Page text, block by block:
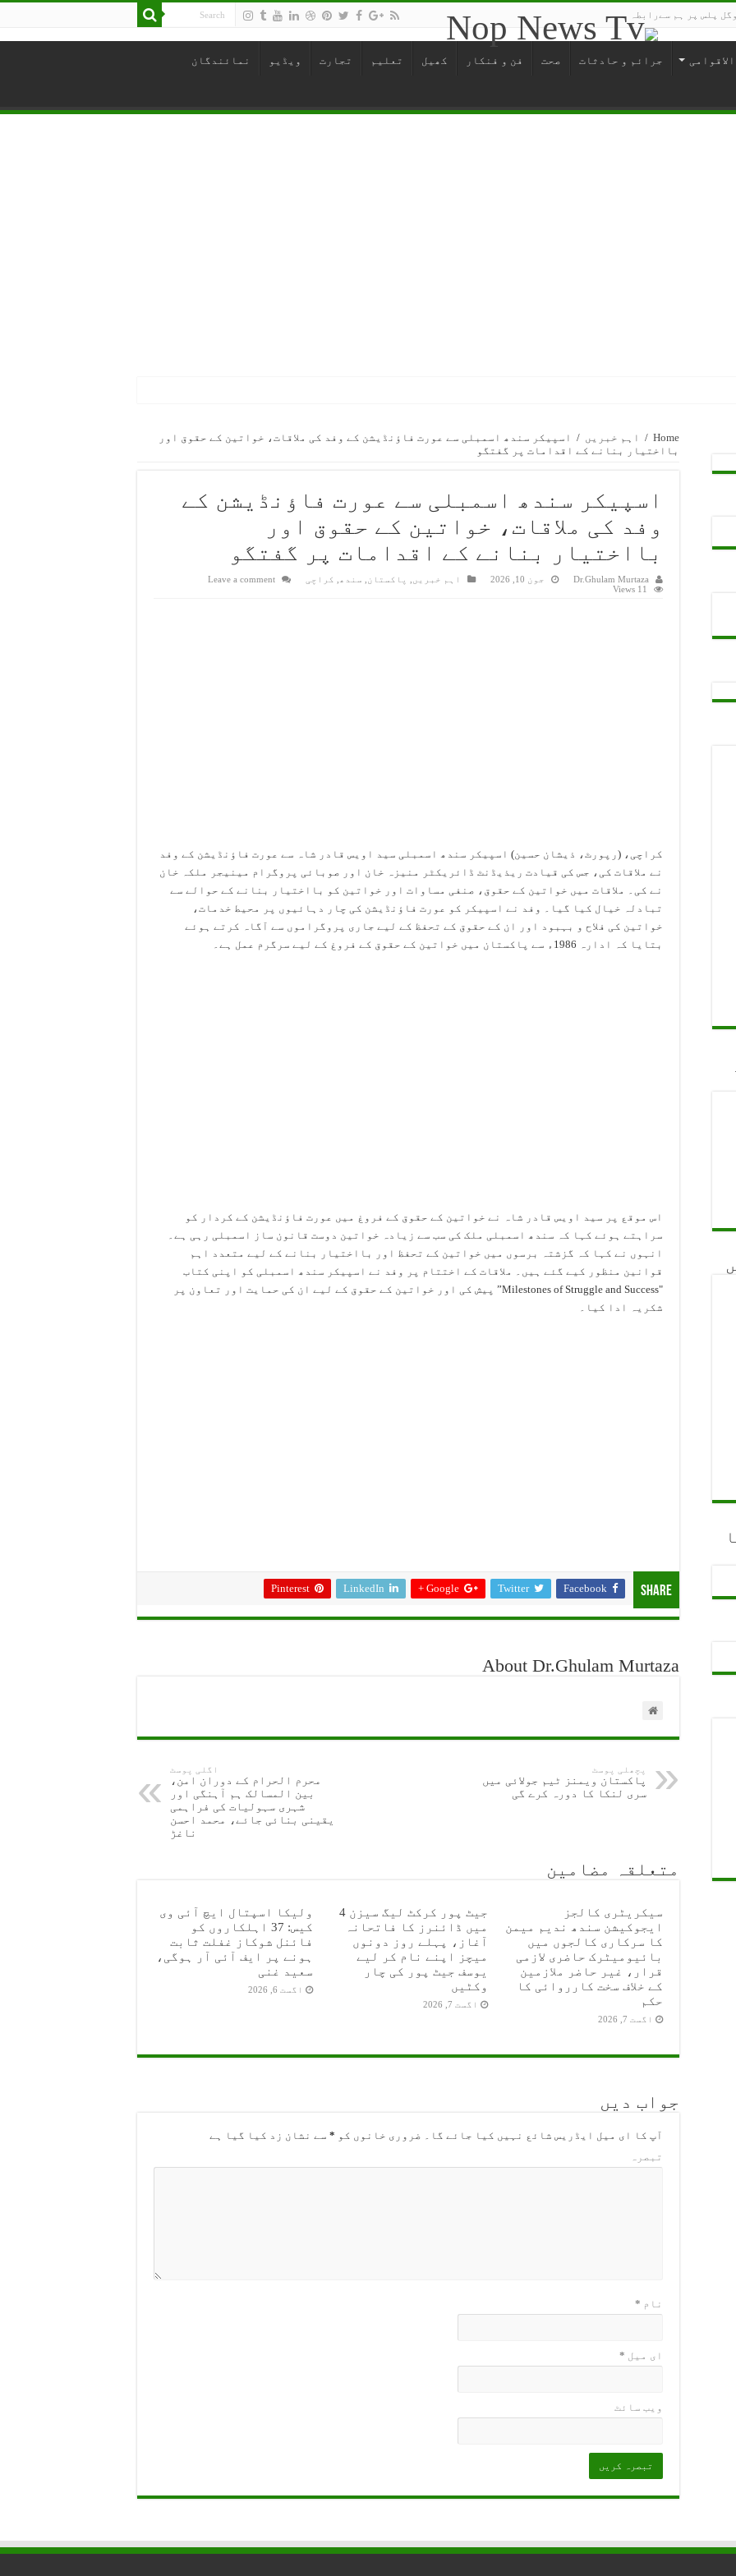
پلس پر ہم سےرابطہ
جرائم و حادثات صحت فن و فنکار کھیل تعلیم تجارت ویڈیو نمائندگان
ویسٹ انڈیز کو اٹھ وکٹوں سے شکست دے کر سیریز برا بر کر دی
کے صدر و کوئٹہ گلیڈی ایٹرز کے فرنچائز اونر ندیم عمر سے ملاقات، کلب کرکٹ کے لیے مستقل ونڈو مختص کرنے پر زور
چاولہ سمیت سندھ کے صوبائی وزراء کا کشمیری عوام سے اظہارِ یکجہتی
ٹورنامنٹ کی رنگا رنگ افتتاحی تقریب، کے ڈی اے میں کھیلوں کی سرگرمیاں جلد بحال کی جائیں گی، آصف جان صدیقی
Home
/ اہم خبریں / اسپیکر سندھ اسمبلی سے عورت فاؤنڈیشن کے وفد کی ملاقات، خواتین کے حقوق اور
بااختیار بنانے کے اقدامات پر گفتگو
اسپیکر سندھ اسمبلی سے عورت فاؤنڈیشن کے
وفد کی ملاقات، خواتین کے حقوق اور
بااختیار بنانے کے اقدامات پر گفتگو
Dr.Ghulam Murtaza جون 10, 2026 اہم خبریں پاکستان سندھ کراچی
Leave a comment
11 Views
کراچی، (رپورٹ، ذیشان حسین) اسپیکر سندھ اسمبلی سید اویس قادر شاہ سے عورت فاؤنڈیشن کے وفد
نے ملاقات کی، جس کی قیادت ریذیڈنٹ ڈائریکٹر منیزہ خان اور صوبائی پروگرام مینیجر ملکہ خان
نے کی۔ ملاقات میں خواتین کے حقوق، صنفی مساوات اور خواتین کو بااختیار بنانے کے حوالے سے
تبادلہ خیال کیا گیا۔ وفد نے اسپیکر کو عورت فاؤنڈیشن کی چار دہائیوں پر محیط خدمات،
خواتین کی فلاح و بہبود اور ان کے حقوق کے تحفظ کے لیے جاری پروگراموں سے آگاہ کرتے ہوئے
بتایا کہ ادارہ 1986ء سے پاکستان میں خواتین کے حقوق کے فروغ کے لیے سرگرم عمل ہے۔
اس موقع پر سید اویس قادر شاہ نے خواتین کے حقوق کے فروغ میں عورت فاؤنڈیشن کے کردار کو
سراہتے ہوئے کہا کہ سندھ اسمبلی ملک کی سب سے زیادہ خواتین دوست قانون ساز اسمبلی رہی ہے۔
انہوں نے کہا کہ گزشتہ برسوں میں خواتین کے تحفظ اور بااختیار بنانے کے لیے متعدد اہم
قوانین منظور کیے گئے ہیں۔ ملاقات کے اختتام پر وفد نے اسپیکر سندھ اسمبلی کو اپنی کتاب
"Milestones of Struggle and Success” پیش کی اور خواتین کے حقوق کے لیے ان کی حمایت اور تعاون پر
شکریہ ادا کیا۔
Share
Facebook
Twitter
Google +
LinkedIn
Pinterest
About Dr.Ghulam Murtaza
پچھلی پوسٹ
پاکستان ویمنز ٹیم جولائی میں
سری لنکا کا دورہ کرے گی
اگلی پوسٹ
محرم الحرام کے دوران امن،
بین المسالک ہم آہنگی اور
شہری سہولیات کی فراہمی
یقینی بنائی جائے، محمد احسن
ناغڑ
متعلقہ مضامین
سیکریٹری کالجز
ایجوکیشن سندھ ندیم میمن
کا سرکاری کالجوں میں
بائیومیٹرک حاضری لازمی
قرار، غیر حاضر ملازمین
کے خلاف سخت کارروائی کا
حکم
اگست 7, 2026
جیٹ پور کرکٹ لیگ سیزن 4
میں ڈائنرز کا فاتحانہ
آغاز، پہلے روز دونوں
میچز اپنے نام کر لیے
یوسف جیٹ پور کی چار
وکٹیں
اگست 7, 2026
ولیکا اسپتال ایچ آئی وی
کیس: 37 اہلکاروں کو
فائنل شوکاز غفلت ثابت
ہونے پر ایف آئی آر ہوگی،
سعید غنی
اگست 6, 2026
جواب دیں
آپ کا ای میل ایڈریس شائع نہیں کیا جائے گا۔ ضروری خانوں کو * سے نشان زد کیا گیا ہے
تبصرہ
نام *
ای میل *
ویب‌ سائٹ